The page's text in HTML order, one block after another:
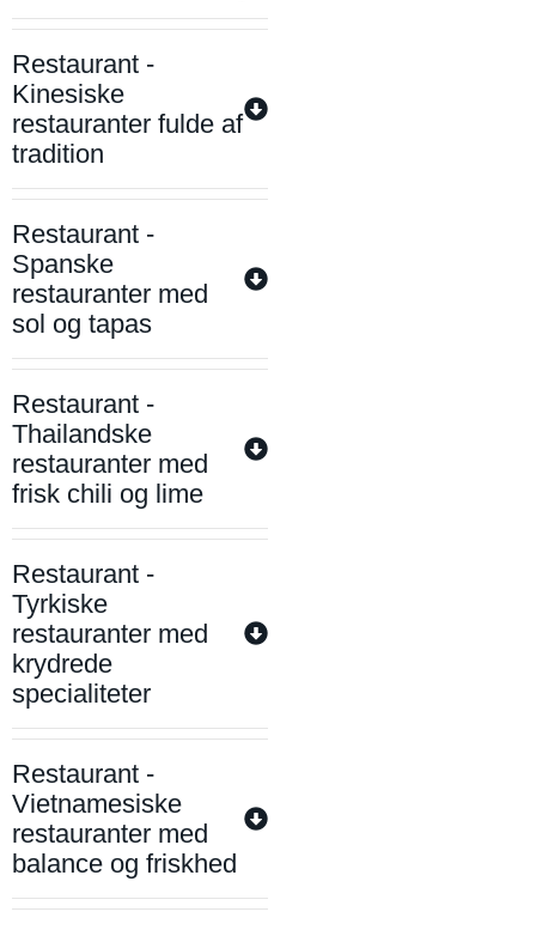
Restaurant -
Kinesiske
restauranter fulde af
tradition
Restaurant -
Spanske
restauranter med
sol og tapas
Restaurant -
Thailandske
restauranter med
frisk chili og lime
Restaurant -
Tyrkiske
restauranter med
krydrede
specialiteter
Restaurant -
Vietnamesiske
restauranter med
balance og friskhed